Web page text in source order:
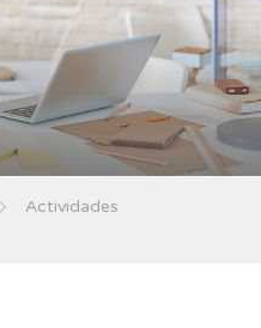
Actividades